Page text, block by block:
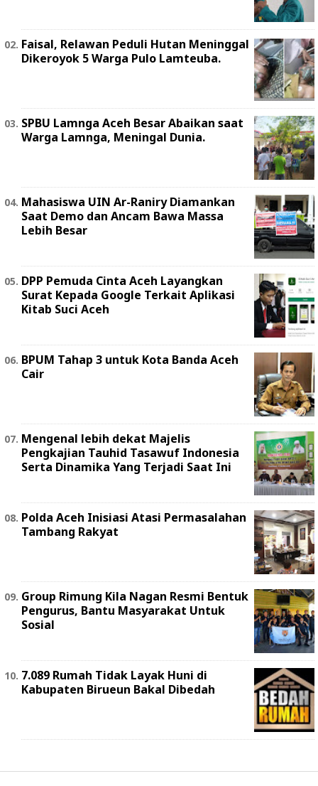
Faisal, Relawan Peduli Hutan Meninggal
Dikeroyok 5 Warga Pulo Lamteuba.
SPBU Lamnga Aceh Besar Abaikan saat
Warga Lamnga, Meningal Dunia.
Mahasiswa UIN Ar-Raniry Diamankan
Saat Demo dan Ancam Bawa Massa
Lebih Besar
DPP Pemuda Cinta Aceh Layangkan
Surat Kepada Google Terkait Aplikasi
Kitab Suci Aceh
BPUM Tahap 3 untuk Kota Banda Aceh
Cair
Mengenal lebih dekat Majelis
Pengkajian Tauhid Tasawuf Indonesia
Serta Dinamika Yang Terjadi Saat Ini
Polda Aceh Inisiasi Atasi Permasalahan
Tambang Rakyat
Group Rimung Kila Nagan Resmi Bentuk
Pengurus, Bantu Masyarakat Untuk
Sosial
7.089 Rumah Tidak Layak Huni di
Kabupaten Birueun Bakal Dibedah